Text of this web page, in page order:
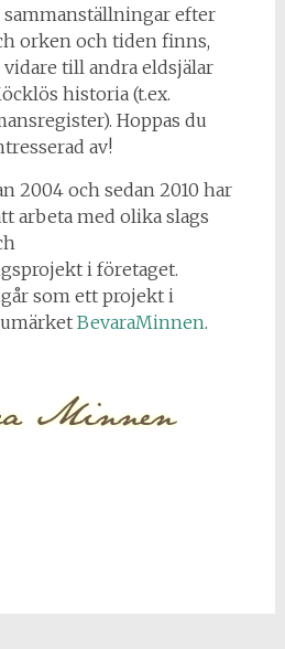
efter
orken och tiden finns,
till andra eldsjälar
historia (t.ex.
Hoppas du
av!
2004 och sedan 2010 har
arbeta med olika slags
i företaget.
som ett projekt i
BevaraMinnen.